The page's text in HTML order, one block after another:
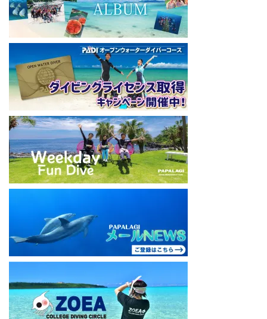
#ダイビングライセンス #ダイビング #スキューバダイビング